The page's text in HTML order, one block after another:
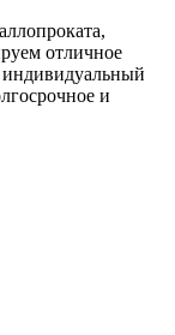
отличное
и